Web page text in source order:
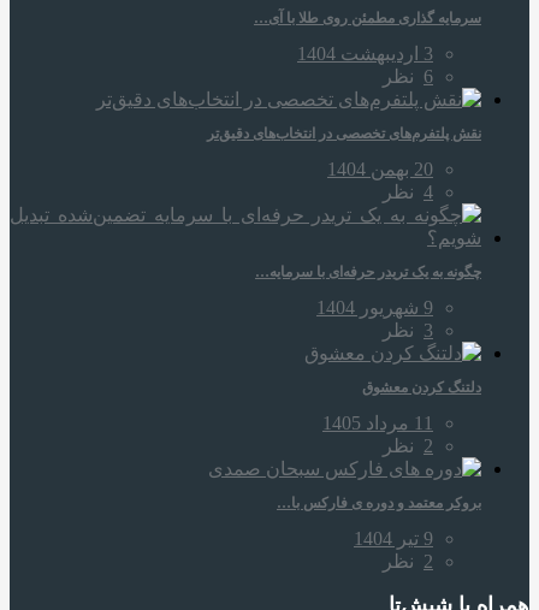
سرمایه‌ گذاری مطمئن روی طلا با آی…
3 اردیبهشت 1404
6 نظر
نقش پلتفرم‌های تخصصی در انتخاب‌های دقیق‌تر
20 بهمن 1404
4 نظر
چگونه به یک تریدر حرفه‌ای با سرمایه…
9 شهریور 1404
3 نظر
دلتنگ کردن معشوق
11 مرداد 1405
2 نظر
بروکر معتمد و دوره‌ ی فارکس با…
9 تیر 1404
2 نظر
همراه‌ با شیش‌تا